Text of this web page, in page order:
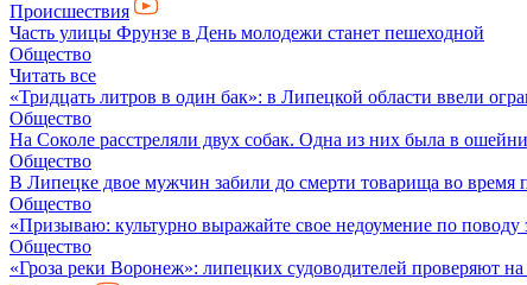
Происшествия
Часть улицы Фрунзе в День молодежи станет пешеходной
Общество
Читать все
«Тридцать литров в один бак»: в Липецкой области ввели
Общество
На Соколе расстреляли двух собак. Одна из них была в
Общество
В Липецке двое мужчин забили до смерти товарища во время
Общество
«Призываю: культурно выражайте свое недоумение по поводу
Общество
«Гроза реки Воронеж»: липецких судоводителей проверяют